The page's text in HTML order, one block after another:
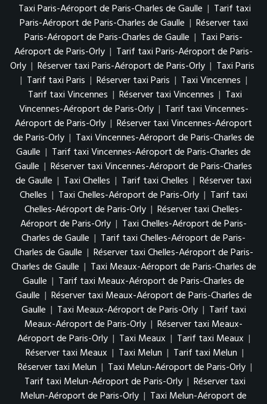
Taxi Paris-Aéroport de Paris-Charles de Gaulle | Tarif taxi
Paris-Aéroport de Paris-Charles de Gaulle | Réserver taxi
Paris-Aéroport de Paris-Charles de Gaulle | Taxi Paris-
Aéroport de Paris-Orly | Tarif taxi Paris-Aéroport de Paris-
Orly | Réserver taxi Paris-Aéroport de Paris-Orly | Taxi Paris
| Tarif taxi Paris | Réserver taxi Paris | Taxi Vincennes |
Tarif taxi Vincennes | Réserver taxi Vincennes | Taxi
Vincennes-Aéroport de Paris-Orly | Tarif taxi Vincennes-
Aéroport de Paris-Orly | Réserver taxi Vincennes-Aéroport
de Paris-Orly | Taxi Vincennes-Aéroport de Paris-Charles de
Gaulle | Tarif taxi Vincennes-Aéroport de Paris-Charles de
Gaulle | Réserver taxi Vincennes-Aéroport de Paris-Charles
de Gaulle | Taxi Chelles | Tarif taxi Chelles | Réserver taxi
Chelles | Taxi Chelles-Aéroport de Paris-Orly | Tarif taxi
Chelles-Aéroport de Paris-Orly | Réserver taxi Chelles-
Aéroport de Paris-Orly | Taxi Chelles-Aéroport de Paris-
Charles de Gaulle | Tarif taxi Chelles-Aéroport de Paris-
Charles de Gaulle | Réserver taxi Chelles-Aéroport de Paris-
Charles de Gaulle | Taxi Meaux-Aéroport de Paris-Charles de
Gaulle | Tarif taxi Meaux-Aéroport de Paris-Charles de
Gaulle | Réserver taxi Meaux-Aéroport de Paris-Charles de
Gaulle | Taxi Meaux-Aéroport de Paris-Orly | Tarif taxi
Meaux-Aéroport de Paris-Orly | Réserver taxi Meaux-
Aéroport de Paris-Orly | Taxi Meaux | Tarif taxi Meaux |
Réserver taxi Meaux | Taxi Melun | Tarif taxi Melun |
Réserver taxi Melun | Taxi Melun-Aéroport de Paris-Orly |
Tarif taxi Melun-Aéroport de Paris-Orly | Réserver taxi
Melun-Aéroport de Paris-Orly | Taxi Melun-Aéroport de